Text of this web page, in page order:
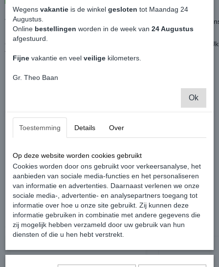
Volkswagen Sleutelhanger California T1 Surfmate - Volkswagen
Generation Bulli. Endlose Strände und den wehmütigen Klang der
The real Spirit of Hawaii – hier ist er.
Official Licensed by Volkswagen
Ontwikkelt en geproduceerd door Troika - Desgin
Super hoge kwaliteit en staat erg leuk aan je sleutelbos
Kleur: Meerkleurig
Prijs is per stuk
Ook interessant
Wegens vakantie is de winkel gesloten tot Maandag 24
Augustus.
Online bestellingen worden in de week van 24 Augustus
afgestuurd.
Fijne vakantie en veel veilige kilometers.
Gr. Theo Baan
Ok
Toestemming Details Over
Op deze website worden cookies gebruikt
Cookies worden door ons gebruikt voor verkeersanalyse, het
aanbieden van sociale media-functies en het personaliseren
van informatie en advertenties. Daarnaast verlenen we onze
sociale media-, advertentie- en analysepartners toegang tot
informatie over hoe u onze site gebruikt. Zij kunnen deze
informatie gebruiken in combinatie met andere gegevens die
zij mogelijk hebben verzameld door uw gebruik van hun
diensten of die u hen hebt verstrekt.